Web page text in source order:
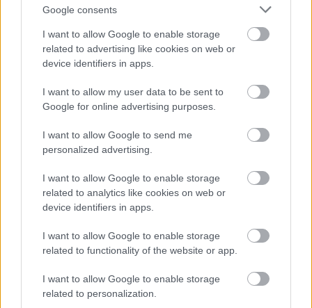
Google consents
I want to allow Google to enable storage
related to advertising like cookies on web or
device identifiers in apps.
I want to allow my user data to be sent to
Google for online advertising purposes.
I want to allow Google to send me
personalized advertising.
I want to allow Google to enable storage
related to analytics like cookies on web or
device identifiers in apps.
I want to allow Google to enable storage
related to functionality of the website or app.
I want to allow Google to enable storage
related to personalization.
FORMA-1 / 2019. ÁPR. 23.
értelme a Q4-nek
Romain Grosjean nem ért egyet azzal a tervvel, hogy a Forma-
1-es időmérő edzést a jövőben három helyett négy szakaszra
bontsák. Véleménye szerint tesztelni kellene az ilyen
olyan időmérős módosítás, melyet pár hétvége után vissza is
vontak, mert a gyakorlatban nem jól működött. Sokakkal